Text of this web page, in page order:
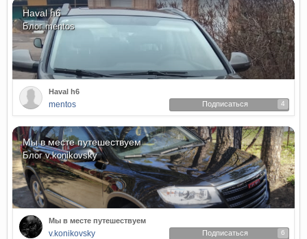
Haval h6
Блогmentos
Haval h6
mentos Подписаться 4
Мы в месте путешествуем
Блогv.konikovsky
Мы в месте путешествуем
v.konikovsky Подписаться 6